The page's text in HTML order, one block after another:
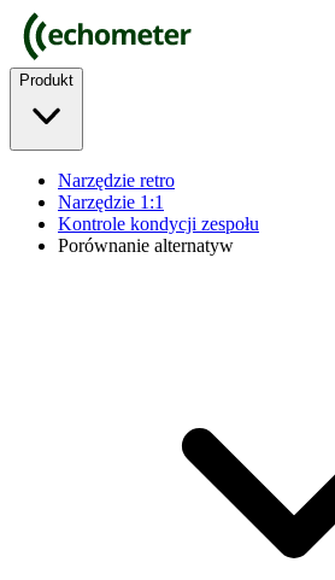
Produkt
Narzędzie retro
Narzędzie 1:1
Kontrole kondycji zespołu
Porównanie alternatyw